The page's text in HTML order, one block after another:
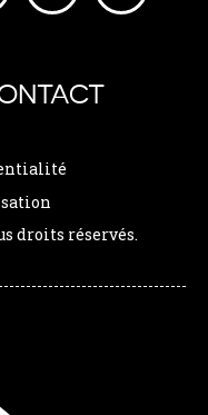
droits réservés.